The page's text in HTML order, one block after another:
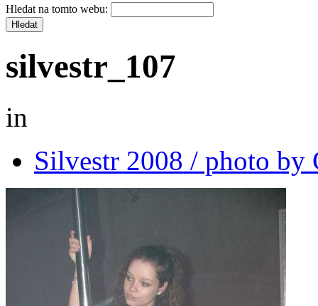
Hledat na tomto webu:
silvestr_107
in
Silvestr 2008 / photo by